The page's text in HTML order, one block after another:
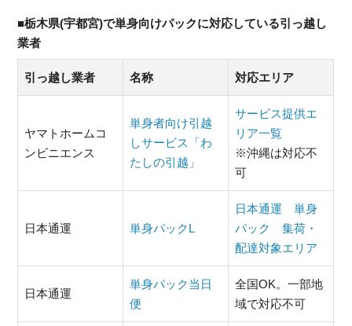
■栃木県(宇都宮)で単身向けパックに対応している引っ越し
業者
引っ越し業者 名称 対応エリア
ヤマトホームコ
ンビニエンス
単身者向け引越
しサービス「わ
たしの引越」
サービス提供エ
リア一覧
※沖縄は対応不
可
日本通運 単身パックL
日本通運 単身
パック 集荷・
配達対象エリア
日本通運
単身パック当日
便
全国OK。一部地
域で対応不可